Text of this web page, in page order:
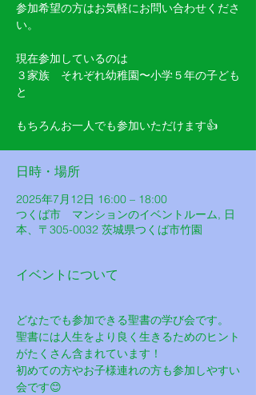
参加希望の方はお気軽にお問い合わせくださ
い。
現在参加しているのは
３家族 それぞれ幼稚園〜小学５年の子ども
と
もちろんお一人でも参加いただけます👍
日時・場所
2025年7月12日 16:00 – 18:00
つくば市 マンションのイベントルーム, 日
本、〒305-0032 茨城県つくば市竹園
イベントについて
どなたでも参加できる聖書の学び会です。
聖書には人生をより良く生きるためのヒント
がたくさん含まれています！
初めての方やお子様連れの方も参加しやすい
会です😊